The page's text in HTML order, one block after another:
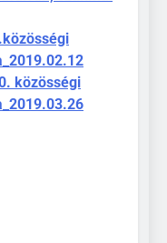
közösségi